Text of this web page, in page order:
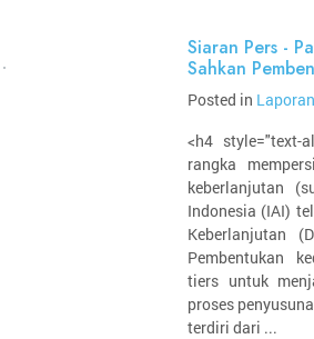
Siaran Pers -
Sahkan
Posted in
<h4 style="text-
rangka
keberlanjutan
Indonesia (IAI)
Keberlanjutan
Pembentukan
tiers untuk
proses
terdiri dari ...